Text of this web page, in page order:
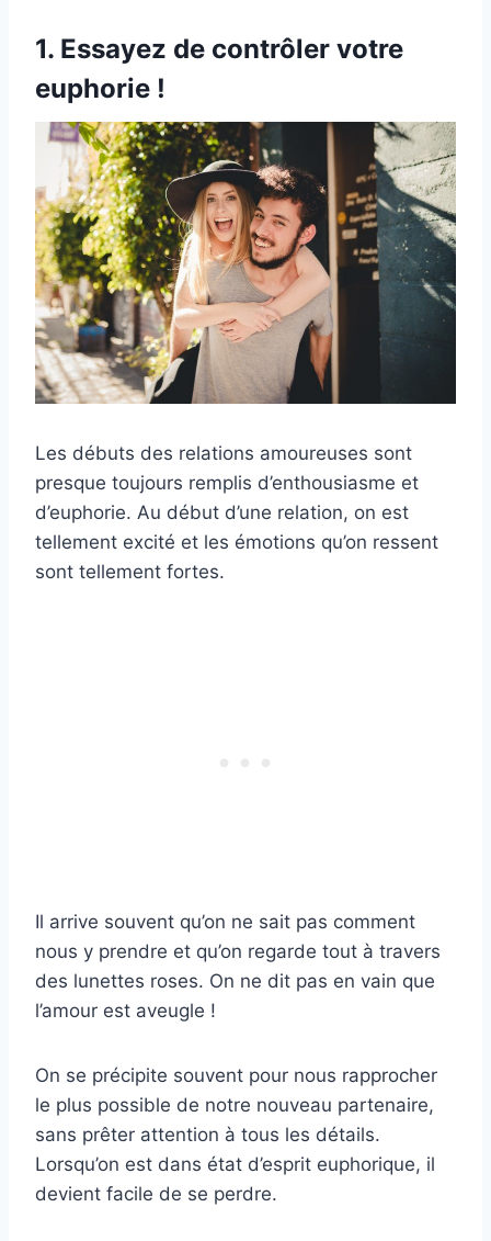
1. Essayez de contrôler votre
euphorie !
Les débuts des relations amoureuses sont
presque toujours remplis d’enthousiasme et
d’euphorie. Au début d’une relation, on est
tellement excité et les émotions qu’on ressent
sont tellement fortes.
Il arrive souvent qu’on ne sait pas comment
nous y prendre et qu’on regarde tout à travers
des lunettes roses. On ne dit pas en vain que
l’amour est aveugle !
On se précipite souvent pour nous rapprocher
le plus possible de notre nouveau partenaire,
sans prêter attention à tous les détails.
Lorsqu’on est dans état d’esprit euphorique, il
devient facile de se perdre.